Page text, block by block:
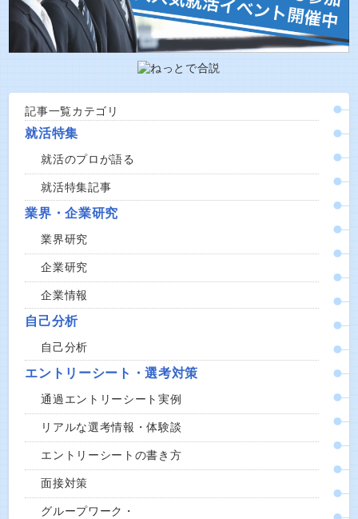
記事一覧カテゴリ
就活特集
就活のプロが語る
就活特集記事
業界・企業研究
業界研究
企業研究
企業情報
自己分析
自己分析
エントリーシート・選考対策
通過エントリーシート実例
リアルな選考情報・体験談
エントリーシートの書き方
面接対策
グループワーク・